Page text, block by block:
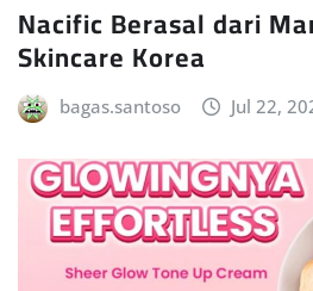
Nacific Berasal dari
Skincare Korea
bagas.santoso Jul 22,